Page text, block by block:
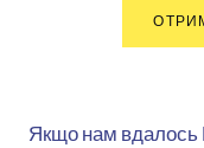
Якщо нам вдалось